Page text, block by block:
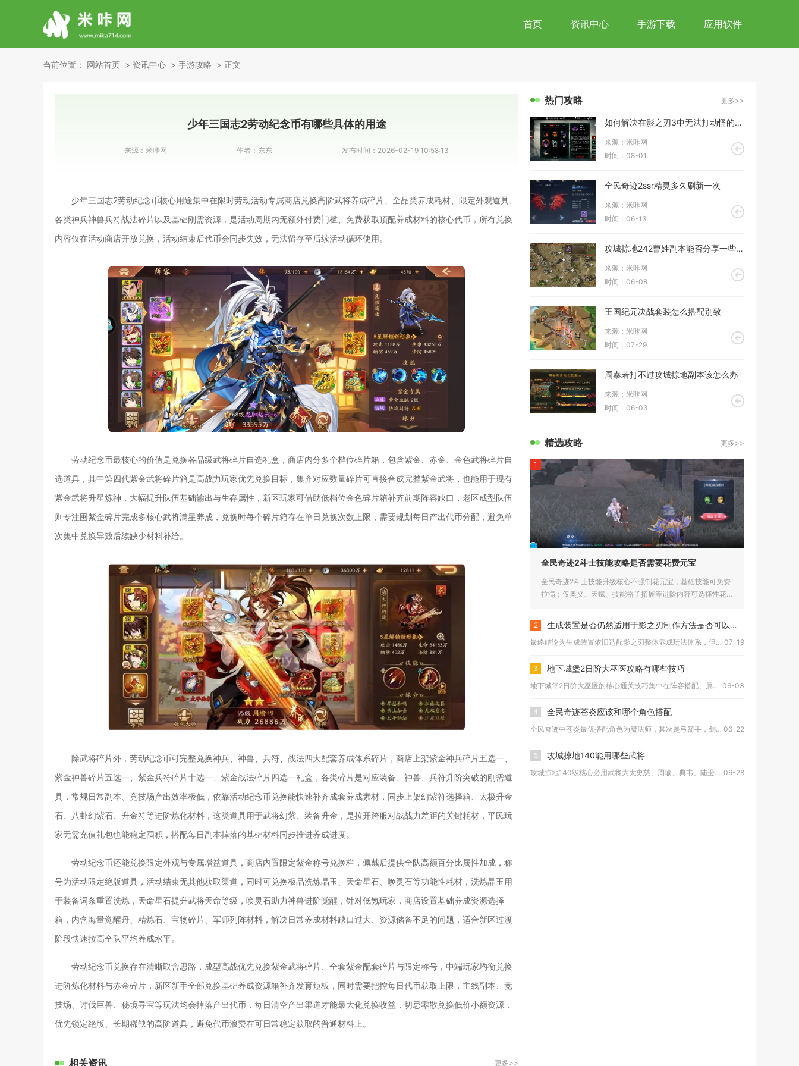
首页 资讯中心 手游下载 应用软件
当前位置： 网站首页 资讯中心 手游攻略 正文
少年三国志2劳动纪念币有哪些具体的用途
来源： 米咔网 作者： 东东 发布时间： 2026-02-19 10:58:13
少年三国志2劳动纪念币核心用途集中在限时劳动活动专属商店兑换高阶武将养成碎片、全品类养成耗材、限定外观道具、
各类神兵神兽兵符战法碎片以及基础刚需资源，是活动周期内无额外付费门槛、免费获取顶配养成材料的核心代币，所有兑换
内容仅在活动商店开放兑换，活动结束后代币会同步失效，无法留存至后续活动循环使用。
劳动纪念币最核心的价值是兑换各品级武将碎片自选礼盒，商店内分多个档位碎片箱，包含紫金、赤金、金色武将碎片自
选道具，其中第四代紫金武将碎片箱是高战力玩家优先兑换目标，集齐对应数量碎片可直接合成完整紫金武将，也能用于现有
紫金武将升星炼神，大幅提升队伍基础输出与生存属性，新区玩家可借助低档位金色碎片箱补齐前期阵容缺口，老区成型队伍
则专注囤紫金碎片完成多核心武将满星养成，兑换时每个碎片箱存在单日兑换次数上限，需要规划每日产出代币分配，避免单
次集中兑换导致后续缺少材料补给。
除武将碎片外，劳动纪念币可完整兑换神兵、神兽、兵符、战法四大配套养成体系碎片，商店上架紫金神兵碎片五选一、
紫金神兽碎片五选一、紫金兵符碎片十选一、紫金战法碎片四选一礼盒，各类碎片是对应装备、神兽、兵符升阶突破的刚需道
具，常规日常副本、竞技场产出效率极低，依靠活动纪念币兑换能快速补齐成套养成素材，同步上架幻紫符选择箱、太极升金
石、八卦幻紫石、升金符等进阶炼化材料，这类道具用于武将幻紫、装备升金，是拉开跨服对战战力差距的关键耗材，平民玩
家无需充值礼包也能稳定囤积，搭配每日副本掉落的基础材料同步推进养成进度。
劳动纪念币还能兑换限定外观与专属增益道具，商店内置限定紫金称号兑换栏，佩戴后提供全队高额百分比属性加成，称
号为活动限定绝版道具，活动结束无其他获取渠道，同时可兑换极品洗炼晶玉、天命星石、唤灵石等功能性耗材，洗炼晶玉用
于装备词条重置洗炼，天命星石提升武将天命等级，唤灵石助力神兽进阶觉醒，针对低氪玩家，商店设置基础养成资源选择
箱，内含海量觉醒丹、精炼石、宝物碎片、军师列阵材料，解决日常养成材料缺口过大、资源储备不足的问题，适合新区过渡
阶段快速拉高全队平均养成水平。
劳动纪念币兑换存在清晰取舍思路，成型高战优先兑换紫金武将碎片、全套紫金配套碎片与限定称号，中端玩家均衡兑换
进阶炼化材料与赤金碎片，新区新手全部兑换基础养成资源箱补齐发育短板，同时需要把控每日代币获取上限，主线副本、竞
技场、讨伐巨兽、秘境寻宝等玩法均会掉落产出代币，每日清空产出渠道才能最大化兑换收益，切忌零散兑换低价小额资源，
优先锁定绝版、长期稀缺的高阶道具，避免代币浪费在可日常稳定获取的普通材料上。
相关资讯 更多>>
热门攻略 更多>>
如何解决在影之刃3中无法打动怪的问题
来源：米咔网
时间：08-01
全民奇迹2ssr精灵多久刷新一次
来源：米咔网
时间：06-13
攻城掠地242曹姓副本能否分享一些过关心得
来源：米咔网
时间：06-08
王国纪元决战套装怎么搭配别致
来源：米咔网
时间：07-29
周泰若打不过攻城掠地副本该怎么办
来源：米咔网
时间：06-03
精选攻略 更多>>
1
全民奇迹2斗士技能攻略是否需要花费元宝
全民奇迹2斗士技能升级核心不强制花元宝，基础技能可免费
拉满；仅奥义、天赋、技能格子拓展等进阶内容可选择性花元
2 生成装置是否仍然适用于影之刃制作方法是否可以生成20份
最终结论为生成装置依旧适配影之刃整体养成玩法体系，但常规单次... 07-19
3 地下城堡2日阶大巫医攻略有哪些技巧
地下城堡2日阶大巫医的核心通关技巧集中在阵容搭配、属性阈值把... 06-03
4 全民奇迹苍炎应该和哪个角色搭配
全民奇迹中苍炎最优搭配角色为魔法师，其次是弓箭手，剑士与魔剑... 06-22
5 攻城掠地140能用哪些武将
攻城掠地140级核心必用武将为太史慈、周瑜、典韦、陆逊、姜维... 06-28